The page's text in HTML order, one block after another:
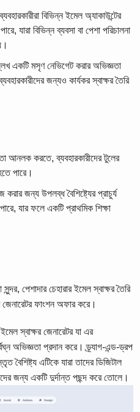
বিভিন্ন ইমেল অ্যাকাউন্টের
যারা বিভিন্ন ব্যবসা বা পেশা পরিচালনা
একটি মসৃণ নেভিগেট করার অভিজ্ঞতা
জন্যও কার্যকর স্বাক্ষর তৈরি
আনলক করতে, ব্যবহারকারীদের টুলের
পারে।
করার জন্য উপলব্ধ বৈশিষ্ট্যের প্রাচুর্য
যার ফলে একটি প্রাথমিক শিক্ষা
পেশাদার চেহারার ইমেল স্বাক্ষর তৈরি
ফাংশন অফার করে।
স্বাক্ষর জেনারেটর যা এর
অভিজ্ঞতা প্রদান করে। ড্র্যাগ-এন্ড-ড্রপ
বৈশিষ্ট্য এটিকে যারা তাদের ডিজিটাল
জন্য একটি দুর্দান্ত পছন্দ করে তোলে।